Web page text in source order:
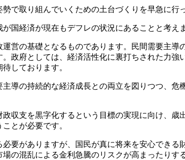
で取り組んでいくための土台づくりを早急に行
国経済が現在もデフレの状況にあることと考えま
営の基礎となるものであります。民間需要主
政府としては、経済活性化に裏打ちされた力
しております。
導の持続的な経済成長との両立を図りつつ、
収支を黒字化するという目標の実現に向け、
とが必要です。
要がありますが、国民が真に将来を安心でき
の混乱による金利急騰のリスクが高まったり